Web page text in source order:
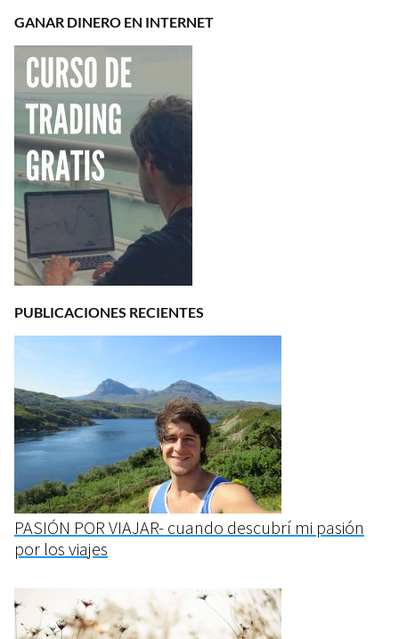
GANAR DINERO EN INTERNET
PUBLICACIONES RECIENTES
PASIÓN POR VIAJAR- cuando descubrí mi pasión
por los viajes